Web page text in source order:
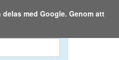
Den 9 augusti 2026
med Google. Genom att